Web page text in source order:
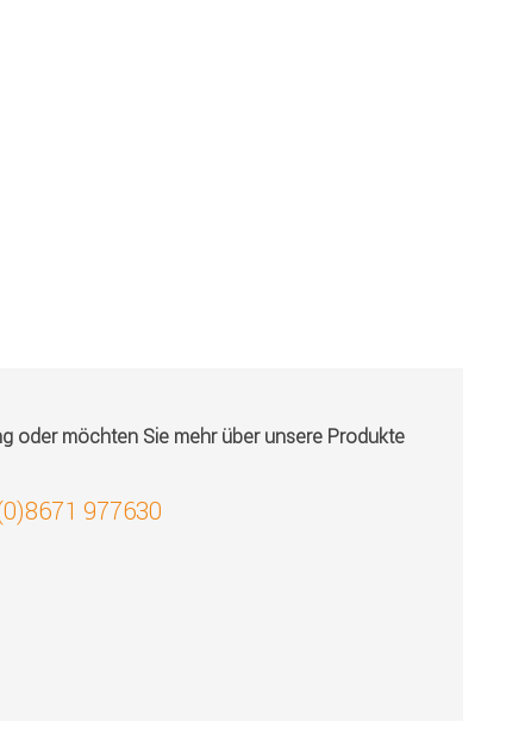
oder möchten Sie mehr über unsere Produkte
977630